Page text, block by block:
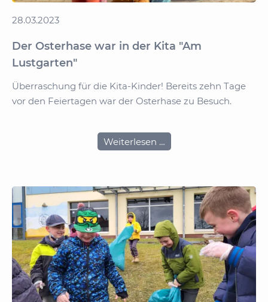
28.03.2023
Der Osterhase war in der Kita "Am
Lustgarten"
Überraschung für die Kita-Kinder! Bereits zehn Tage
vor den Feiertagen war der Osterhase zu Besuch.
Weiterlesen …Der
Osterhase
der
Kita
"Am
Lustgarten"